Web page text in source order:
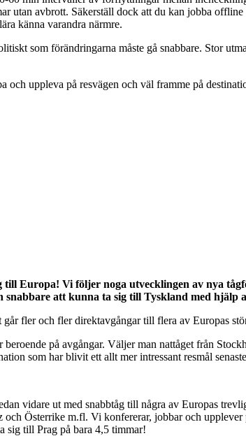
utan avbrott. Säkerställ dock att du kan jobba
känna varandra närmre.
som förändringarna måste gå snabbare. Stor
uppleva på resvägen och väl framme på
till Europa! Vi följer noga utvecklingen av nya
att kunna ta sig till Tyskland med hjälp
fler och fler direktavgångar till flera av Europas
på avgångar. Väljer man nattåget från
som har blivit ett allt mer intressant resmål
vidare ut med snabbtåg till några av Europas
Österrike m.fl. Vi konfererar, jobbar och
sig till Prag på bara 4,5 timmar!